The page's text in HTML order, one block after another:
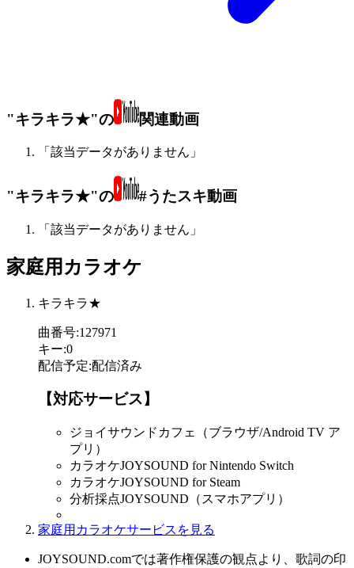
"キラキラ★"の 関連動画
「該当データがありません」
"キラキラ★"の #うたスキ動画
「該当データがありません」
家庭用カラオケ
キラキラ★
曲番号:127971
キー:0
配信予定:配信済み
【対応サービス】
ジョイサウンドカフェ（ブラウザ/Android TV ア
プリ）
カラオケJOYSOUND for Nintendo Switch
カラオケJOYSOUND for Steam
分析採点JOYSOUND（スマホアプリ）
家庭用カラオケサービスを見る
JOYSOUND.comでは著作権保護の観点より、歌詞の印